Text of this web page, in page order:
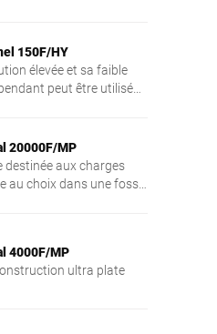
150F/HY
élevée et sa faible
peut être utilisé
20000F/MP
destinée aux charges
au choix dans une fosse
4000F/MP
ultra plate